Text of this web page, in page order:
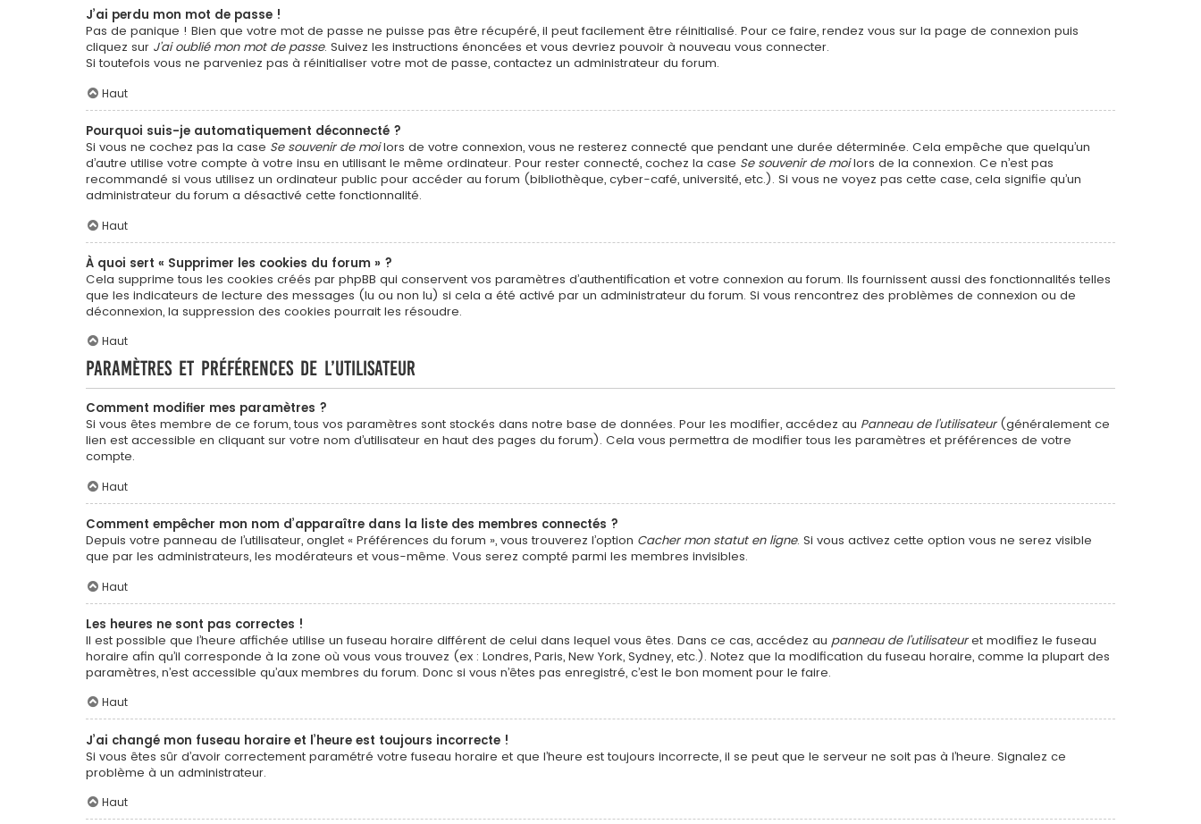
J’ai perdu mon mot de passe !
Pas de panique ! Bien que votre mot de passe ne puisse pas être récupéré, il peut facilement être réinitialisé. Pour ce faire, rendez vous sur la page de connexion puis
cliquez sur J’ai oublié mon mot de passe. Suivez les instructions énoncées et vous devriez pouvoir à nouveau vous connecter.
Si toutefois vous ne parveniez pas à réinitialiser votre mot de passe, contactez un administrateur du forum.
Haut
Pourquoi suis-je automatiquement déconnecté ?
Si vous ne cochez pas la case Se souvenir de moilors de votre connexion, vous ne resterez connecté que pendant une durée déterminée. Cela empêche que quelqu’un
d’autre utilise votre compte à votre insu en utilisant le même ordinateur. Pour rester connecté, cochez la case Se souvenir de moilors de la connexion. Ce n’est pas
recommandé si vous utilisez un ordinateur public pour accéder au forum (bibliothèque, cyber-café, université, etc.). Si vous ne voyez pas cette case, cela signifie qu’un
administrateur du forum a désactivé cette fonctionnalité.
Haut
À quoi sert « Supprimer les cookies du forum » ?
Cela supprime tous les cookies créés par phpBB qui conservent vos paramètres d’authentification et votre connexion au forum. Ils fournissent aussi des fonctionnalités telles
que les indicateurs de lecture des messages (lu ou non lu) si cela a été activé par un administrateur du forum. Si vous rencontrez des problèmes de connexion ou de
déconnexion, la suppression des cookies pourrait les résoudre.
Haut
Paramètres et préférences de l’utilisateur
Comment modifier mes paramètres ?
Si vous êtes membre de ce forum, tous vos paramètres sont stockés dans notre base de données. Pour les modifier, accédez au Panneau de l’utilisateur(généralement ce
lien est accessible en cliquant sur votre nom d’utilisateur en haut des pages du forum). Cela vous permettra de modifier tous les paramètres et préférences de votre
compte.
Haut
Comment empêcher mon nom d’apparaître dans la liste des membres connectés ?
Depuis votre panneau de l’utilisateur, onglet « Préférences du forum », vous trouverez l’option Cacher mon statut en ligne. Si vous activez cette option vous ne serez visible
que par les administrateurs, les modérateurs et vous-même. Vous serez compté parmi les membres invisibles.
Haut
Les heures ne sont pas correctes !
Il est possible que l’heure affichée utilise un fuseau horaire différent de celui dans lequel vous êtes. Dans ce cas, accédez au panneau de l’utilisateuret modifiez le fuseau
horaire afin qu’il corresponde à la zone où vous vous trouvez (ex : Londres, Paris, New York, Sydney, etc.). Notez que la modification du fuseau horaire, comme la plupart des
paramètres, n’est accessible qu’aux membres du forum. Donc si vous n’êtes pas enregistré, c’est le bon moment pour le faire.
Haut
J’ai changé mon fuseau horaire et l’heure est toujours incorrecte !
Si vous êtes sûr d’avoir correctement paramétré votre fuseau horaire et que l’heure est toujours incorrecte, il se peut que le serveur ne soit pas à l’heure. Signalez ce
problème à un administrateur.
Haut